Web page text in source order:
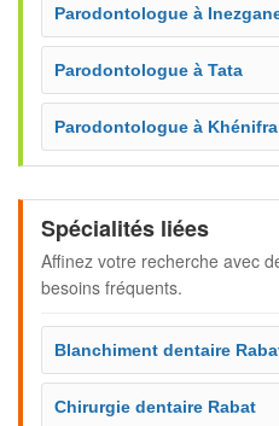
Parodontologue à
Parodontologue à Tata
Parodontologue à Khénifra
Spécialités liées
Affinez votre recherche avec
besoins fréquents.
Blanchiment dentaire
Chirurgie dentaire Rabat